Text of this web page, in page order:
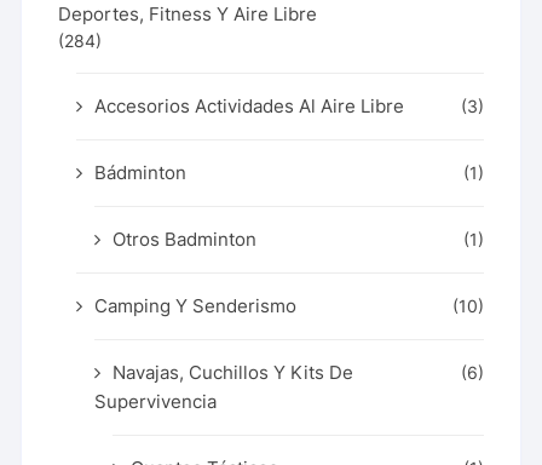
Deportes, Fitness Y Aire Libre
(284)
Accesorios Actividades Al Aire Libre (3)
Bádminton (1)
Otros Badminton (1)
Camping Y Senderismo (10)
Navajas, Cuchillos Y Kits De
Supervivencia
(6)